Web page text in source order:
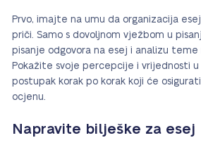
Prvo, imajte na umu da organizacija
priči. Samo s dovoljnom vježbom u
pisanje odgovora na esej i analizu teme
Pokažite svoje percepcije i vrijednosti u
postupak korak po korak koji će
ocjenu.
Napravite bilješke za esej